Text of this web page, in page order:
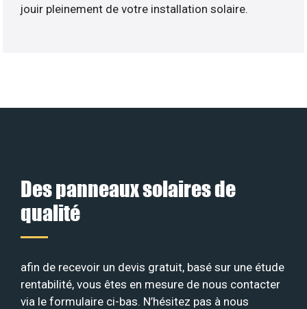
jouir pleinement de votre installation solaire.
Des panneaux solaires de
qualité
afin de recevoir un devis gratuit, basé sur une étude
rentabilité, vous êtes en mesure de nous contacter
via le formulaire ci-bas. N’hésitez pas à nous